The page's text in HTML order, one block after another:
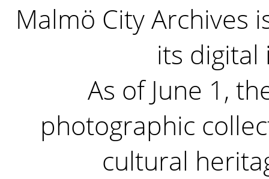
Malmö City Archives
its digital
As of June 1,
photographic
cultural